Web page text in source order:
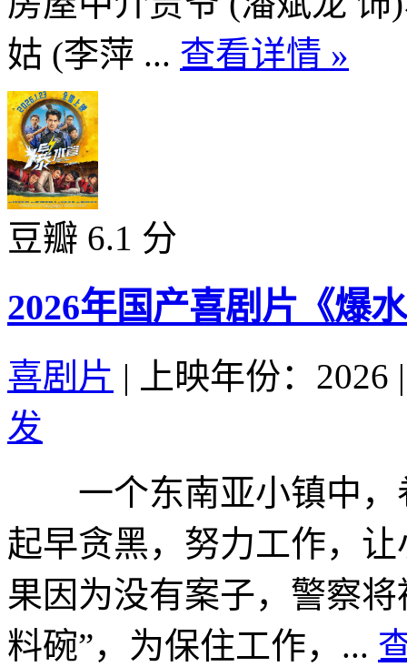
姑 (李萍 ... 查看详情 »
豆瓣 6.1 分
2026年国产喜剧片《爆
喜剧片 | 上映年份：2026 |
发
一个东南亚小镇中，
起早贪黑，努力工作，
果因为没有案子，警察
料碗”，为保住工作，...